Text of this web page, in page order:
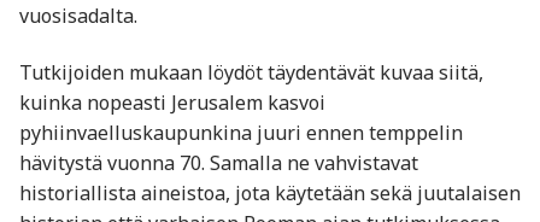
vuosisadalta.
Tutkijoiden mukaan löydöt täydentävät kuvaa siitä,
kuinka nopeasti Jerusalem kasvoi
pyhiinvaelluskaupunkina juuri ennen temppelin
hävitystä vuonna 70. Samalla ne vahvistavat
historiallista aineistoa, jota käytetään sekä juutalaisen